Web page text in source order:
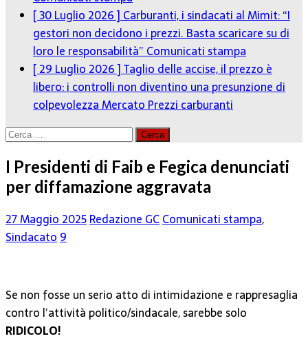
[ 30 Luglio 2026 ]Carburanti, i sindacati al Mimit: “I
gestori non decidono i prezzi. Basta scaricare su di
loro le responsabilità”Comunicati stampa
[ 29 Luglio 2026 ]Taglio delle accise, il prezzo è
libero: i controlli non diventino una presunzione di
colpevolezzaMercato Prezzi carburanti
Ricerca
I Presidenti di Faib e Fegica denunciati
per diffamazione aggravata
27 Maggio 2025Redazione GCComunicati stampa,
Sindacato 9
Se non fosse un serio atto di intimidazione e rappresaglia
contro l’attività politico/sindacale, sarebbe solo
RIDICOLO!